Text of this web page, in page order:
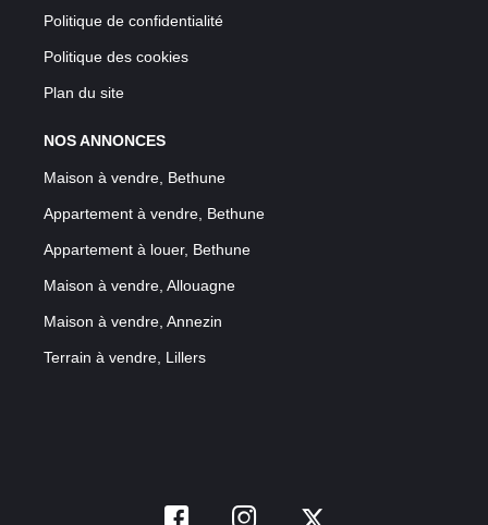
Politique de confidentialité
Politique des cookies
Plan du site
NOS ANNONCES
Maison à vendre, Bethune
Appartement à vendre, Bethune
Appartement à louer, Bethune
Maison à vendre, Allouagne
Maison à vendre, Annezin
Terrain à vendre, Lillers